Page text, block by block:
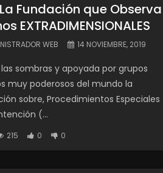
Fundación que Observa
EXTRADIMENSIONALES
WEB 14 NOVIEMBRE, 2019
sombras y apoyada por grupos
muy poderosos del mundo la
sobre, Procedimientos Especiales
(...
215 0 0